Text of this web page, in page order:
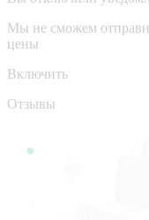
Мы не сможем
цены
Включить
Отзывы